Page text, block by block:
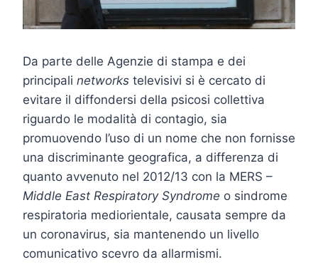
Da parte delle Agenzie di stampa e dei
principali networks televisivi si è cercato di
evitare il diffondersi della psicosi collettiva
riguardo le modalità di contagio, sia
promuovendo l’uso di un nome che non fornisse
una discriminante geografica, a differenza di
quanto avvenuto nel 2012/13 con la MERS –
Middle East Respiratory Syndrome o sindrome
respiratoria mediorientale, causata sempre da
un coronavirus, sia mantenendo un livello
comunicativo scevro da allarmismi.